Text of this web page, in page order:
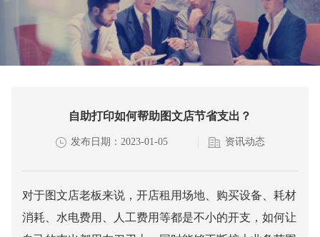
自助打印如何帮助图文店节省支出？
发布日期：2023-01-05 资讯动态
对于图文店老板来说，开店租用场地、购买设备、耗材
消耗、水电费用、人工费用等都是不小的开支，如何让